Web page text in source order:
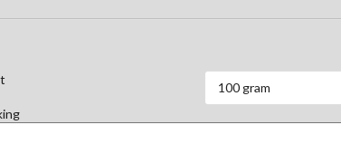
100 gram